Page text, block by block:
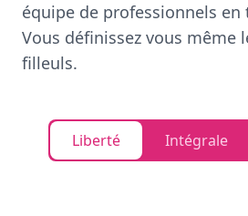
équipe de professionnels
Vous définissez vous même
filleuls.
Liberté Intégrale